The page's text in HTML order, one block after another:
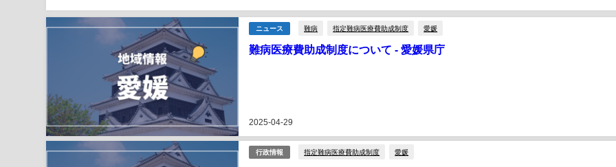
ニュース 難病 指定難病医療費助成制度 愛媛
難病医療費助成制度について - 愛媛県庁
2025-04-29
行政情報 指定難病医療費助成制度 愛媛